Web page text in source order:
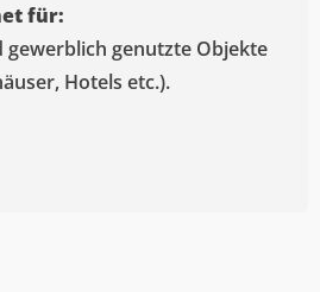
für:
genutzte Objekte
Hotels etc.).